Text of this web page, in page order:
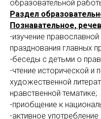
образовательной
Раздел
Познавательное,
-изучение
празднования главных
-беседы с детьми о
-чтение исторической и
художественной
нравственной тематике;
-приобщение к
-активное